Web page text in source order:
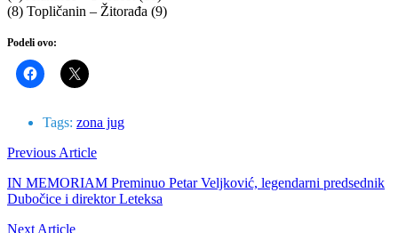
(8) Topličanin – Žitorađa (9)
Podeli ovo:
Tags: zona jug
Previous Article
IN MEMORIAM Preminuo Petar Veljković, legendarni predsednik
Dubočice i direktor Leteksa
Next Article